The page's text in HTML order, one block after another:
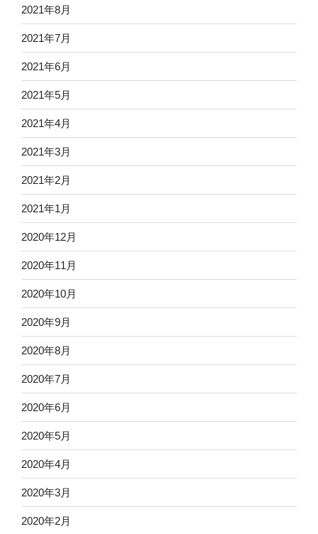
2021年8月
2021年7月
2021年6月
2021年5月
2021年4月
2021年3月
2021年2月
2021年1月
2020年12月
2020年11月
2020年10月
2020年9月
2020年8月
2020年7月
2020年6月
2020年5月
2020年4月
2020年3月
2020年2月